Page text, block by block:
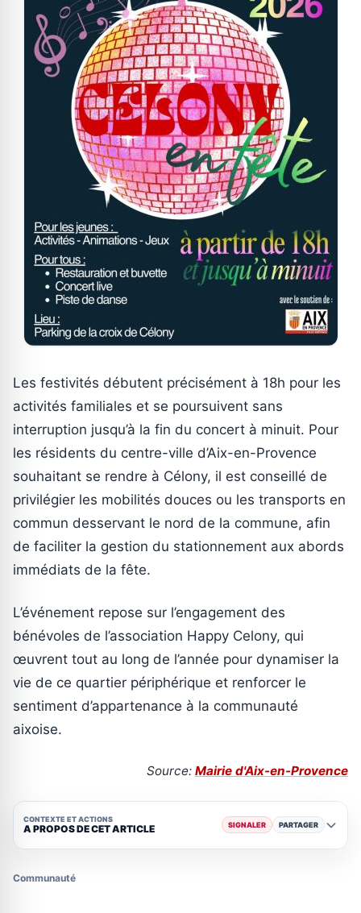
Les festivités débutent précisément à 18h pour les
activités familiales et se poursuivent sans
interruption jusqu’à la fin du concert à minuit. Pour
les résidents du centre-ville d’Aix-en-Provence
souhaitant se rendre à Célony, il est conseillé de
privilégier les mobilités douces ou les transports en
commun desservant le nord de la commune, afin
de faciliter la gestion du stationnement aux abords
immédiats de la fête.
L’événement repose sur l’engagement des
bénévoles de l’association Happy Celony, qui
œuvrent tout au long de l’année pour dynamiser la
vie de ce quartier périphérique et renforcer le
sentiment d’appartenance à la communauté
aixoise.
Source: Mairie d'Aix-en-Provence
CONTEXTE ET ACTIONS
A PROPOS DE CET ARTICLE SIGNALER PARTAGER
Communauté